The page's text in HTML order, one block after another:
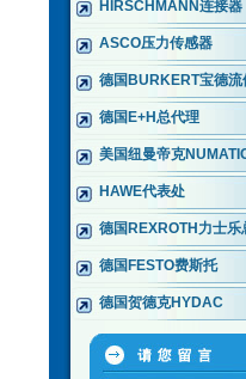
HIRSCHMANN连接器
ASCO压力传感器
德国BURKERT宝德流
德国E+H总代理
美国纽曼帝克
HAWE代表处
德国REXROTH力士乐
德国FESTO费斯托
德国贺德克HYDAC